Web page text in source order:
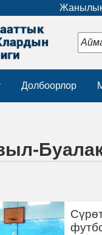
Долбоорлор